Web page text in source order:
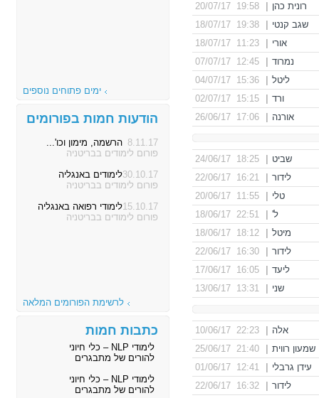
רונית כהן
19:58 20/07/17
שגב קנטי
19:38 18/07/17
אורי
11:23 18/07/17
נמרוד
12:45 07/07/17
ליטל
15:36 04/07/17
ורד
15:15 02/07/17
אורנה
17:06 26/06/17
שביט
18:25 24/06/17
לידור
16:21 22/06/17
טלי
11:55 20/06/17
ל'
22:51 18/06/17
מיטל
18:12 18/06/17
לידור
16:30 22/06/17
ליעד
16:05 17/06/17
שני
13:31 13/06/17
אלה
22:23 10/06/17
שמעון רווית
21:40 25/06/17
עידן גרבלי
12:41 01/06/17
לידור
16:32 22/06/17
ימים פתוחים נוספים
הודעות חמות בפורומים
8.11.17 הרשמה, מימון וכו'...
פורום לימודים בבריטניה
30.10.17לימודים באנגליה
פורום לימודים בבריטניה
15.10.17לימודי רפואה באנגליה
פורום לימודים בבריטניה
לרשימת הפורומים המלאה
כתבות חמות
לימודי NLP – כלי חיוני
להורים של מתבגרים
לימודי NLP – כלי חיוני
להורים של מתבגרים